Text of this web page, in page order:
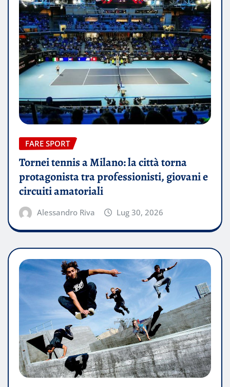
FARE SPORT
Tornei tennis a Milano: la città torna
protagonista tra professionisti, giovani e
circuiti amatoriali
Alessandro Riva Lug 30, 2026